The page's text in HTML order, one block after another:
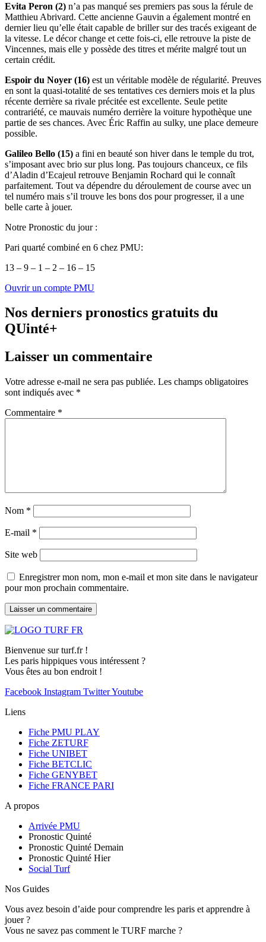
Evita Peron (2) n’a pas manqué ses premiers pas sous la férule de
Matthieu Abrivard. Cette ancienne Gauvin a également montré en
dernier lieu qu’elle était capable de briller sur des tracés exigeant de
la vitesse. Le décor change et cette fois-ci, elle retrouve la piste de
Vincennes, mais elle y possède des titres et mérite malgré tout un
certain crédit.
Espoir du Noyer (16) est un véritable modèle de régularité. Preuves
en sont la quasi-totalité de ses tentatives ces derniers mois et la plus
récente derrière sa rivale précitée est excellente. Seule petite
contrariété, ce mauvais numéro derrière la voiture hypothèque une
partie de ses chances. Avec Éric Raffin au sulky, une place demeure
possible.
Galileo Bello (15) a fini en beauté son hiver dans le temple du trot,
s’imposant avec brio sur plus long. Pas toujours chanceux, ce fils
d’Aladin d’Ecajeul retrouve Benjamin Rochard qui le connaît
parfaitement. Tout va dépendre du déroulement de course avec un
tel numéro mais s’il trouve les bons dos pour progresser, il a une
belle carte à jouer.
Notre Pronostic du jour :
Pari quarté combiné en 6 chez PMU:
13 – 9 – 1 – 2 – 16 – 15
Ouvrir un compte PMU
Nos derniers pronostics gratuits du
QUinté+
Laisser un commentaire
Votre adresse e-mail ne sera pas publiée. Les champs obligatoires
sont indiqués avec *
Commentaire *
Nom *
E-mail *
Site web
Enregistrer mon nom, mon e-mail et mon site dans le navigateur
pour mon prochain commentaire.
Bienvenue sur turf.fr !
Les paris hippiques vous intéressent ?
Vous êtes au bon endroit !
Facebook Instagram TwitterYoutube
Liens
Fiche PMU PLAY
Fiche ZETURF
Fiche UNIBET
Fiche BETCLIC
Fiche GENYBET
Fiche FRANCE PARI
A propos
Arrivée PMU
Pronostic Quinté
Pronostic Quinté Demain
Pronostic Quinté Hier
Social Turf
Nos Guides
Vous avez besoin d’aide pour comprendre les paris et apprendre à
jouer ?
Vous ne savez pas comment le TURF marche ?